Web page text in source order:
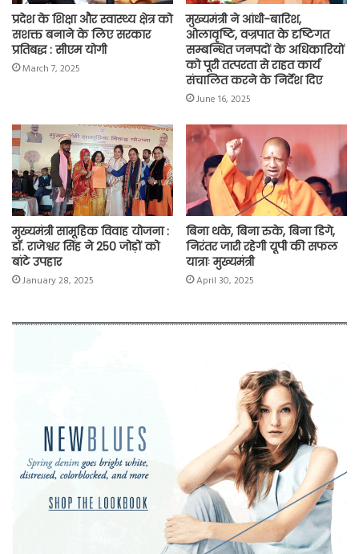
प्रदेश के शिक्षा और स्वास्थ्य क्षेत्र को
सशक्त बनाने के लिए सरकार
प्रतिबद्ध : सीएम योगी
March 7, 2025
मुख्यमंत्री ने आंधी-बारिश,
ओलावृष्टि, वज्रपात के दृष्टिगत
सम्बन्धित जनपदों के अधिकारियों
को पूरी तत्परता से राहत कार्य
संचालित करने के निर्देश दिए
June 16, 2025
मुख्यमंत्री सामूहिक विवाह योजना :
डॉ. राजेश्वर सिंह ने 250 जोड़ों को
बांटे उपहार
January 28, 2025
बिना थके, बिना रुके, बिना डिगे,
निरंतर जारी रहेगी यूपी की सफल
यात्राः मुख्यमंत्री
April 30, 2025